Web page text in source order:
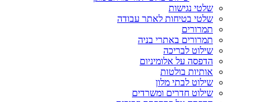
שלטי נגישות
שלטי בטיחות לאתר עבודה
תמרורים
תמרורים באתרי בניה
שילוט לבריכה
הדפסה על אלומיניום
אותיות בולטות
שילוט לבתי מלון
שילוט חדרים ומשרדים